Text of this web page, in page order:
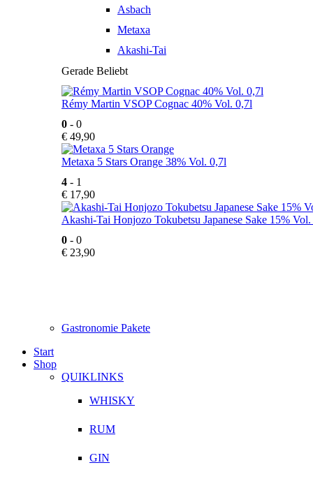
Asbach
Metaxa
Akashi-Tai
Gerade Beliebt
Rémy Martin VSOP Cognac 40% Vol. 0,7l
0 - 0
€ 49,90
Metaxa 5 Stars Orange 38% Vol. 0,7l
4 - 1
€ 17,90
Akashi-Tai Honjozo Tokubetsu Japanese Sake 15%
0 - 0
€ 23,90
Gastronomie Pakete
Start
Shop
QUIKLINKS
WHISKY
RUM
GIN